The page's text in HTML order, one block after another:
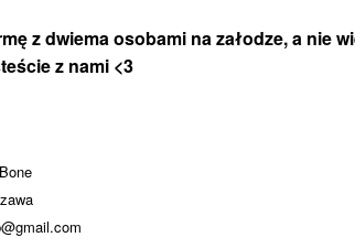
z dwiema osobami na załodze, a nie
z nami <3